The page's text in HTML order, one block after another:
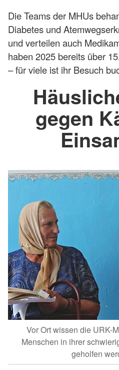
Die Teams der MHUs
Diabetes und
und verteilen auch
haben 2025 bereits über
– für viele ist ihr Besuch
gegen
Vor Ort wissen die URK-
Menschen in ihrer
geholfen